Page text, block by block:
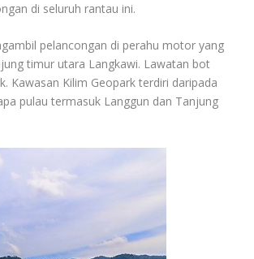
di seluruh rantau ini.
pelancongan di perahu motor yang
timur utara Langkawi. Lawatan bot
Kawasan Kilim Geopark terdiri daripada
pulau termasuk Langgun dan Tanjung